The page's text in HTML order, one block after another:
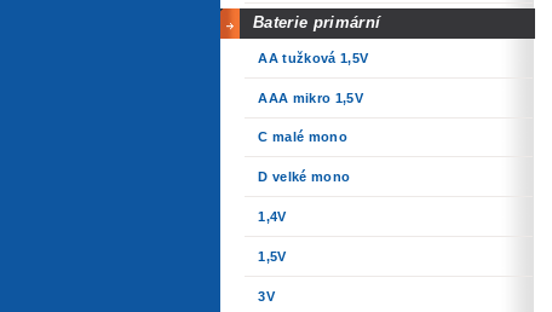
Baterie primární
AA tužková 1,5V
AAA mikro 1,5V
C malé mono
D velké mono
1,4V
1,5V
3V